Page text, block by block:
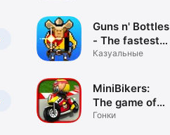
Guns n' Bottles
- The fastest
fingers in the
Казуальные
MiniBikers:
The game of
mini racing
Гонки